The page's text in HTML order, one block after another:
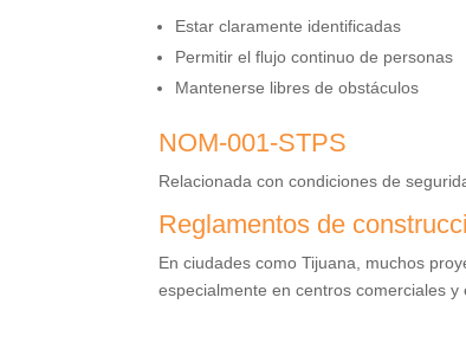
Estar claramente identificadas
Permitir el flujo continuo de personas
Mantenerse libres de obstáculos
NOM-001-STPS
Relacionada con condiciones de
Reglamentos de
En ciudades como Tijuana, muchos
especialmente en centros comerciales y